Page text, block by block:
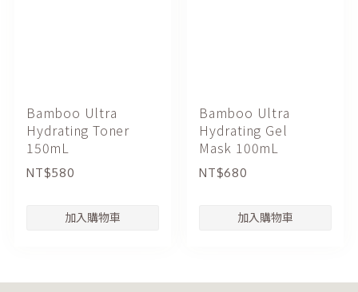
Bamboo Ultra
Hydrating Toner
150mL
NT$580
Bamboo Ultra
Hydrating Gel
Mask 100mL
NT$680